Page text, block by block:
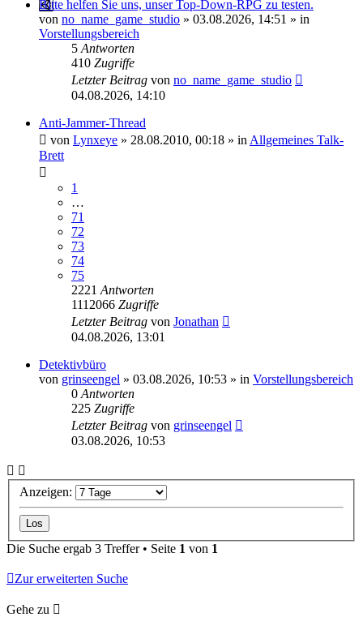
Bitte helfen Sie uns, unser Top-Down-RPG zu testen.
von no_name_game_studio » 03.08.2026, 14:51 » in
Vorstellungsbereich
5 Antworten
410 Zugriffe
Letzter Beitrag von no_name_game_studio
04.08.2026, 14:10
Anti-Jammer-Thread
von Lynxeye » 28.08.2010, 00:18 » in Allgemeines Talk-
Brett
1
…
71
72
73
74
75
2221 Antworten
1112066 Zugriffe
Letzter Beitrag von Jonathan
04.08.2026, 13:01
Detektivbüro
von grinseengel » 03.08.2026, 10:53 » in Vorstellungsbereich
0 Antworten
225 Zugriffe
Letzter Beitrag von grinseengel
03.08.2026, 10:53
Anzeigen:
Die Suche ergab 3 Treffer • Seite 1 von 1
Zur erweiterten Suche
Gehe zu